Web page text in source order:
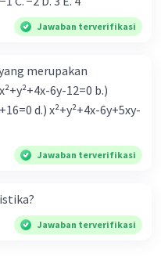
Jawaban terverifikasi
merupakan
d.) x²+y²+4x-6y+5xy-
Jawaban terverifikasi
Jawaban terverifikasi